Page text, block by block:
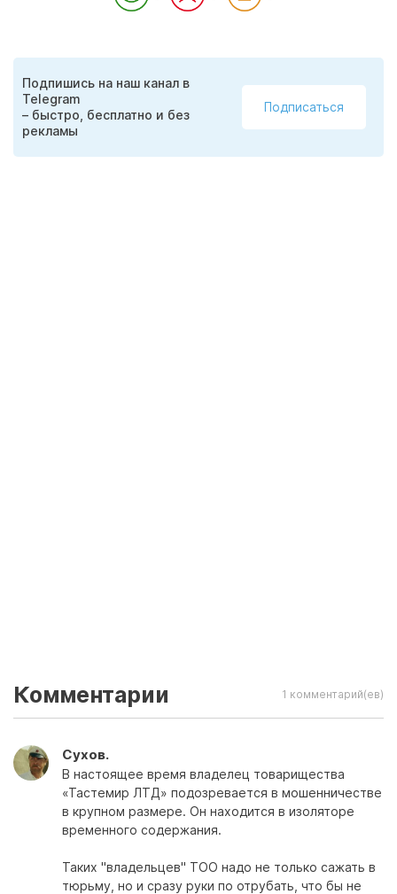
Подпишись на наш канал в
Telegram
– быстро, бесплатно и без
рекламы
Подписаться
Комментарии 1 комментарий(ев)
Сухов.
В настоящее время владелец товарищества
«Тастемир ЛТД» подозревается в мошенничестве
в крупном размере. Он находится в изоляторе
временного содержания.
Таких "владельцев" ТОО надо не только сажать в
тюрьму, но и сразу руки по отрубать, что бы не